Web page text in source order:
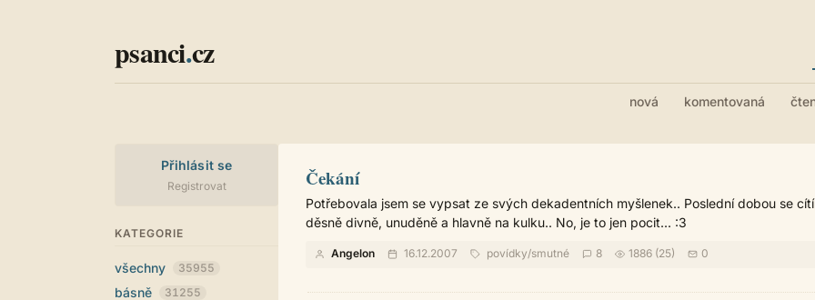
psanci.cz
nová komentovaná
Přihlásit se
Registrovat
KATEGORIE
všechny 35955
básně 31255
Čekání
Potřebovala jsem se vypsat ze svých dekadentních myšlenek.. Poslední dobou se
děsně divně, unuděně a hlavně na kulku.. No, je to jen pocit... :3
Angelon 16.12.2007 povídky/smutné 8 1886 (25) 0